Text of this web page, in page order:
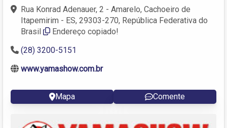
Rua Konrad Adenauer, 2 - Amarelo, Cachoeiro de
Itapemirim - ES, 29303-270, República Federativa do
Brasil
Endereço copiado!
(28) 3200-5151
www.yamashow.com.br
Mapa Comente